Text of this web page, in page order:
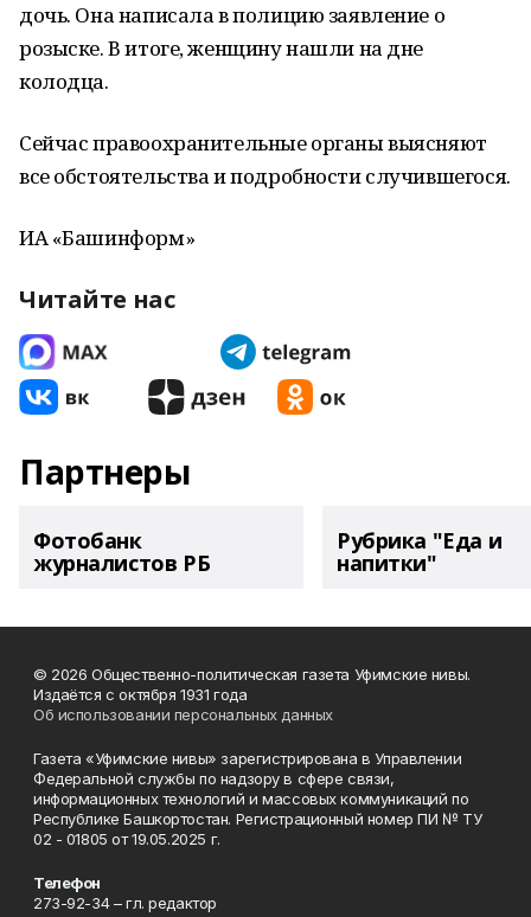
дочь. Она написала в полицию заявление о
розыске. В итоге, женщину нашли на дне
колодца.
Сейчас правоохранительные органы выясняют
все обстоятельства и подробности случившегося.
ИА «Башинформ»
Читайте нас
Партнеры
Фотобанк
журналистов РБ
Рубрика "Еда и
напитки"
© 2026 Общественно-политическая газета Уфимские нивы.
Издаётся с октября 1931 года
Об использовании персональных данных
Газета «Уфимские нивы» зарегистрирована в Управлении
Федеральной службы по надзору в сфере связи,
информационных технологий и массовых коммуникаций по
Республике Башкортостан. Регистрационный номер ПИ № ТУ
02 - 01805 от 19.05.2025 г.
Телефон
273-92-34 – гл. редактор